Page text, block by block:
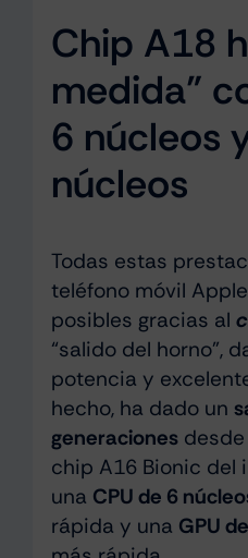
Chip A18
medida”
6 núcleos
núcleos
Todas estas
teléfono móvil
posibles gracias al
“salido del horno”,
potencia y
hecho, ha dado un
generacionesdesde
chip A16 Bionic del
una CPU de 6
rápida y una GPU